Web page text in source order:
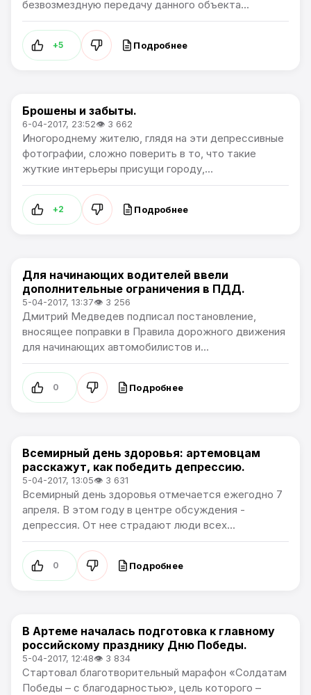
безвозмездную передачу данного объекта...
+5 Подробнее
Общество
Брошены и забыты.
6-04-2017, 23:52👁 3 662
Иногороднему жителю, глядя на эти депрессивные
фотографии, сложно поверить в то, что такие
жуткие интерьеры присущи городу,...
+2 Подробнее
Общество
Для начинающих водителей ввели
дополнительные ограничения в ПДД.
5-04-2017, 13:37👁 3 256
Дмитрий Медведев подписал постановление,
вносящее поправки в Правила дорожного движения
для начинающих автомобилистов и...
0 Подробнее
Общество
Всемирный день здоровья: артемовцам
расскажут, как победить депрессию.
5-04-2017, 13:05👁 3 631
Всемирный день здоровья отмечается ежегодно 7
апреля. В этом году в центре обсуждения -
депрессия. От нее страдают люди всех...
0 Подробнее
Общество
В Артеме началась подготовка к главному
российскому празднику Дню Победы.
5-04-2017, 12:48👁 3 834
Стартовал благотворительный марафон «Солдатам
Победы – с благодарностью», цель которого –